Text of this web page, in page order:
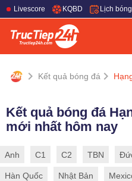
Livescore KQBD Lịch
Kết quả bóng đá
Kết quả bóng đá
mới nhất hôm nay
Anh C1 C2 TBN
Hàn Quốc Nhật Bản